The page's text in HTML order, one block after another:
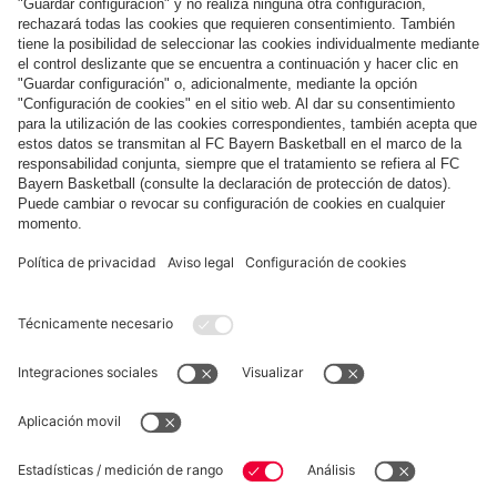
Pago y entrega
FC Bayern Store App
Privacidad